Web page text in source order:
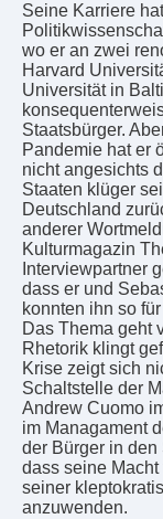
Seine Karriere
wo er an zwei
Harvard
Universität in
Staatsbürger.
Pandemie hat er
nicht angesichts
Staaten klüger
Deutschland
anderer
Kulturmagazin
Interviewpartner
dass er und
konnten ihn so
Das Thema geht
Rhetorik klingt
Krise zeigt sich
Schaltstelle der
Andrew Cuomo
im Managament
der Bürger in den
dass seine
seiner
anzuwenden.